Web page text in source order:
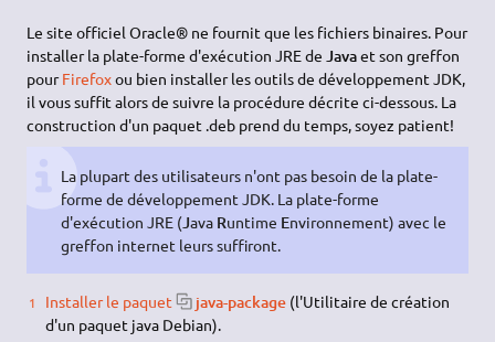
Le site officiel Oracle® ne fournit que les fichiers binaires. Pour
installer la plate-forme d'exécution JRE de Javaet son greffon
pourFirefoxou bien installer les outils de développement JDK,
il vous suffit alors de suivre la procédure décrite ci-dessous. La
construction d'un paquet .deb prend du temps, soyez patient!
La plupart des utilisateurs n'ont pas besoin de la plate-
forme de développement JDK. La plate-forme
d'exécution JRE (Java Runtime Environnement) avec le
greffon internet leurs suffiront.
Installer le paquet java-package(l'Utilitaire de création
d'un paquet java Debian).